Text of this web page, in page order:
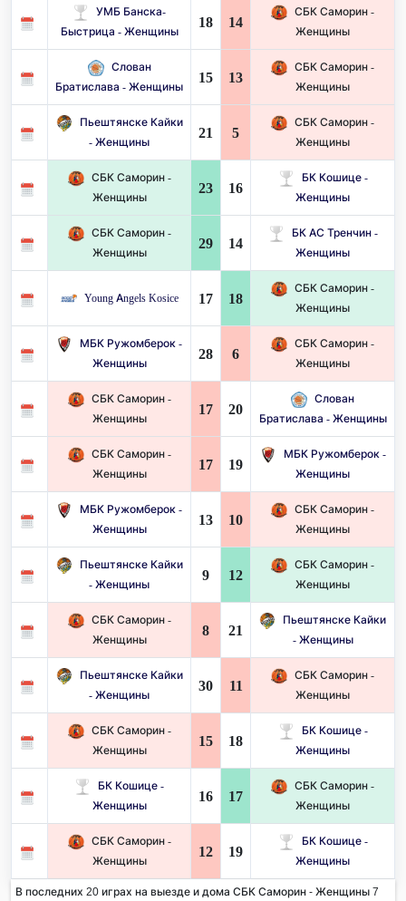
УМБ Банска-
Быстрица - Женщины
18 14
СБК Саморин -
Женщины
Слован
Братислава - Женщины
15 13
СБК Саморин -
Женщины
Пьештянске Кайки
- Женщины
21 5
СБК Саморин -
Женщины
СБК Саморин -
Женщины
23 16
БК Кошице -
Женщины
СБК Саморин -
Женщины
29 14
БК АС Тренчин -
Женщины
Young Angels Kosice 17 18
СБК Саморин -
Женщины
МБК Ружомберок -
Женщины
28 6
СБК Саморин -
Женщины
СБК Саморин -
Женщины
17 20
Слован
Братислава - Женщины
СБК Саморин -
Женщины
17 19
МБК Ружомберок -
Женщины
МБК Ружомберок -
Женщины
13 10
СБК Саморин -
Женщины
Пьештянске Кайки
- Женщины
9 12
СБК Саморин -
Женщины
СБК Саморин -
Женщины
8 21
Пьештянске Кайки
- Женщины
Пьештянске Кайки
- Женщины
30 11
СБК Саморин -
Женщины
СБК Саморин -
Женщины
15 18
БК Кошице -
Женщины
БК Кошице -
Женщины
16 17
СБК Саморин -
Женщины
СБК Саморин -
Женщины
12 19
БК Кошице -
Женщины
В последних 20 играх на выезде и дома СБК Саморин - Женщины 7